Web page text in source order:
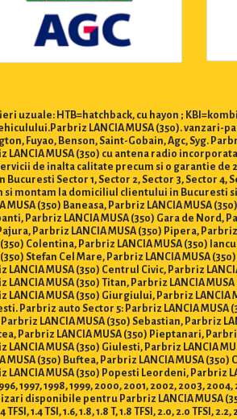
uzuale: HTB=hatchback, cu hayon ;
LANCIA MUSA (350).
Fuyao, Benson, Saint-Gobain, Agc, Syg.
LANCIA MUSA (350) cu antena radio
de inalta calitate precum si o garantie de
Bucuresti Sector 1, Sector 2, Sector 3, Sector 4,
si montam la domiciliul clientului in Bucuresti si
MUSA (350) Baneasa, Parbriz LANCIA MUSA
Parbriz LANCIA MUSA (350) Gara de Nord,
Parbriz LANCIA MUSA (350) Pipera,
(350) Colentina, Parbriz LANCIA MUSA (350)
Stefan Cel Mare, Parbriz LANCIA MUSA
LANCIA MUSA (350) Centrul Civic, Parbriz
LANCIA MUSA (350) Titan, Parbriz LANCIA
LANCIA MUSA (350) Giurgiului, Parbriz
Parbriz auto Sector 5: Parbriz LANCIA MUSA
LANCIA MUSA (350) Sebastian, Parbriz
Parbriz LANCIA MUSA (350) Pieptanari,
LANCIA MUSA (350) Giulesti, Parbriz LANCIA
MUSA (350) Buftea, Parbriz LANCIA MUSA
LANCIA MUSA (350) Popesti Leordeni, Parbriz
1997, 1998, 1999, 2000, 2001, 2002, 2003,
disponibile pentru Parbriz LANCIA MUSA (350) :
TFSI, 1.4 TSI, 1.6, 1.8, 1.8 T, 1.8 TFSI, 2.0, 2.0 TFSI,